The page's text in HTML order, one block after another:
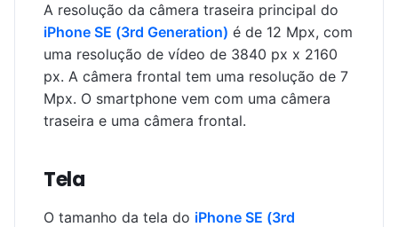
A resolução da câmera traseira principal do
iPhone SE (3rd Generation) é de 12 Mpx, com
uma resolução de vídeo de 3840 px x 2160
px. A câmera frontal tem uma resolução de 7
Mpx. O smartphone vem com uma câmera
traseira e uma câmera frontal.
Tela
O tamanho da tela do iPhone SE (3rd